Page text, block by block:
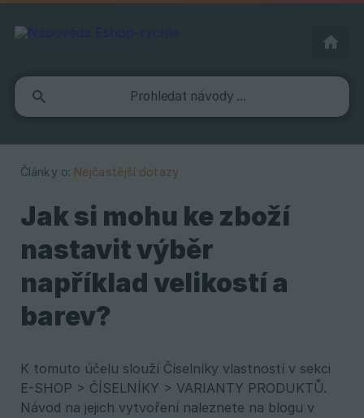
Články o: Nejčastější dotazy
Jak si mohu ke zboží
nastavit výběr
například velikostí a
barev?
K tomuto účelu slouží Číselníky vlastností v sekci
E-SHOP > ČÍSELNÍKY > VARIANTY PRODUKTŮ.
Návod na jejich vytvoření naleznete na blogu v